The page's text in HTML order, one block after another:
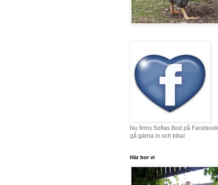
Nu finns Sofias Bod på
gå gärna in och kika!
Här bor vi